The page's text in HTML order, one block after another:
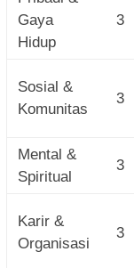
Gaya
Hidup
3
Sosial &
Komunitas
3
Mental &
Spiritual
3
Karir &
Organisasi
3